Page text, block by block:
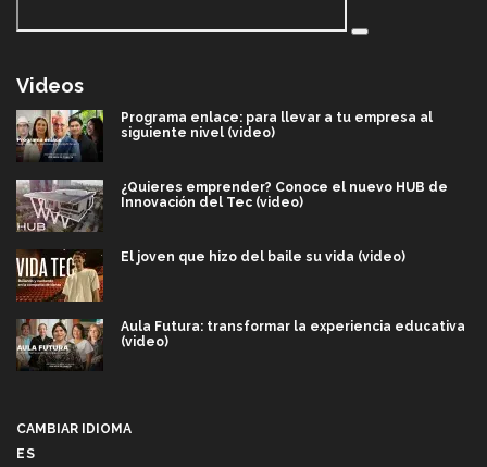
Videos
Programa enlace: para llevar a tu empresa al
siguiente nivel (video)
¿Quieres emprender? Conoce el nuevo HUB de
Innovación del Tec (video)
El joven que hizo del baile su vida (video)
Aula Futura: transformar la experiencia educativa
(video)
CAMBIAR IDIOMA
ES